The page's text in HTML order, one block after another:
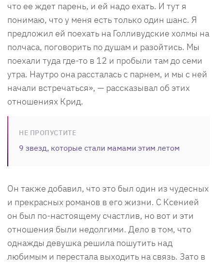
что ее ждет парень, и ей надо ехать. И тут я
понимаю, что у меня есть только один шанс. Я
предложил ей поехать на Голливудские холмы на
полчаса, поговорить по душам и разойтись. Мы
поехали туда где-то в 12 и пробыли там до семи
утра. Наутро она рассталась с парнем, и мы с ней
начали встречаться», — рассказывал об этих
отношениях Крид.
НЕ ПРОПУСТИТЕ
9 звезд, которые стали мамами этим летом
Он также добавил, что это был один из чудесных
и прекрасных романов в его жизни. С Ксенией
он был по-настоящему счастлив, но вот и эти
отношения были недолгими. Дело в том, что
однажды девушка решила пошутить над
любимым и перестала выходить на связь. Зато в